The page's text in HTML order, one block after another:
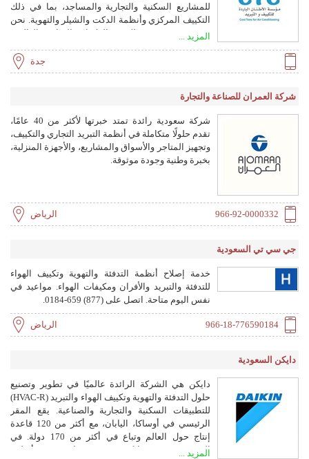
للمشاريع السكنية والتجارية والمساجد، بما في ذلك
التكييف المركزي وأنظمة الدكت والشيلر والتهوية. نحن
موزعون معتمدون لكبرى العلامات التجارية العالمية
المزيد ...
جدة
شركة العمران للصناعة والتجارة
شركة سعودية رائدة تمتد خبرتها لأكثر من 40 عامًا،
تقدم حلولًا متكاملة في أنظمة التبريد التجاري والتكييف،
وتجهيز المتاجر والأسواق والمشاريع، والأجهزة المنزلية،
بخبرة وطنية وجودة موثوقة.
966-92-0000332 الرياض
جي سي تي السعودية
خدمة إصلاح أنظمة التدفئة والتهوية وتكييف الهواء
للتدفئة والتبريد والأفران ومكيفات الهواء. مواعيد في
نفس اليوم متاحة. اتصل على (877) 659-0184.
966-18-776590184 الرياض
دايكن السعودية
دايكن هي الشركة الرائدة عالميًا في تطوير وتصنيع
حلول التدفئة والتهوية وتكييف الهواء والتبريد (HVAC-R)
للتطبيقات السكنية والتجارية والصناعية. يقع المقر
الرئيسي في أوساكا، اليابان، مع أكثر من 120 قاعدة
إنتاج حول العالم وتباع في أكثر من 170 دولة. في
السعودية، تقدم دايكن مجموعة واسعة من أنظمة
المزيد ...